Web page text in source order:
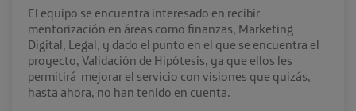
El equipo se encuentra interesado en recibir
mentorización en áreas como finanzas, Marketing
Digital, Legal, y dado el punto en el que se encuentra el
proyecto, Validación de Hipótesis, ya que ellos les
permitirá mejorar el servicio con visiones que quizás,
hasta ahora, no han tenido en cuenta.